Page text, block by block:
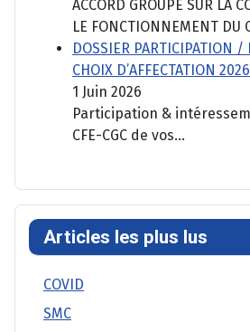
ACCORD GROUPE SUR LA
LE FONCTIONNEMENT DU
DOSSIER PARTICIPATION
CHOIX D’AFFECTATION 2026
1 Juin 2026
Participation &
CFE-CGC de vos...
Articles les plus lus
COVID
SMC